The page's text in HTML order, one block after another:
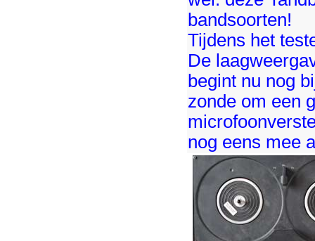
bandsoorten!
Tijdens het
De
begint nu nog
zonde om een
nog eens mee